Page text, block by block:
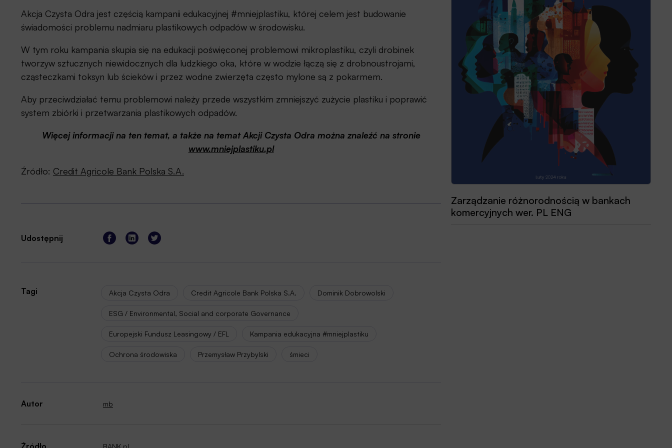
Akcja Czysta Odra jest częścią kampanii edukacyjnej #mniejplastiku, której celem jest budowanie
świadomości problemu nadmiaru plastikowych odpadów w środowisku.
W tym roku kampania skupia się na edukacji poświęconej problemowi mikroplastiku, czyli drobinek
tworzyw sztucznych niewidocznych dla ludzkiego oka, które w wodzie łączą się z drobnoustrojami,
cząsteczkami toksyn lub ścieków i przez wodne zwierzęta często mylone są z pokarmem.
Aby przeciwdziałać temu problemowi należy przede wszystkim zmniejszyć zużycie plastiku i poprawić
system zbiórki i przetwarzania plastikowych odpadów.
Więcej informacji na ten temat, a także na temat Akcji Czysta Odra można znaleźć na stronie
www.mniejplastiku.pl
Źródło: Credit Agricole Bank Polska S.A.
Udostępnij
Tagi Akcja Czysta Odra Credit Agricole Bank Polska S.A. Dominik Dobrowolski
ESG / Environmental, Social and corporate Governance
Europejski Fundusz Leasingowy / EFL Kampania edukacyjna #mniejplastiku
Ochrona środowiska Przemysław Przybylski śmieci
Autor mb
Źródło BANK.pl
Przewodnik dobrych praktyk 2025